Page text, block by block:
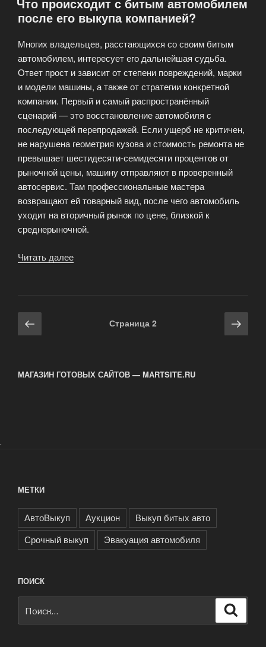
наличные
или
—
что
выбрать?»
после его выкупа компанией?
Многих владельцев, расстающихся со своим битым
автомобилем, интересует его дальнейшая судьба.
Ответ прост и зависит от степени повреждений, марки
и модели машины, а также от стратегии конкретной
компании. Первый и самый распространённый
сценарий — это восстановление автомобиля с
последующей перепродажей. Если ущерб не критичен,
не нарушена геометрия кузова и стоимость ремонта не
превышает шестидесяти-семидесяти процентов от
рыночной цены, машину отправляют в проверенный
автосервис. Там профессиональные мастера
возвращают ей товарный вид, после чего автомобиль
уходит на вторичный рынок по цене, близкой к
среднерыночной.
Читать далее
компанией?»
Навигация
по
Предыдущая
страница
Страница 2
МАГАЗИН ГОТОВЫХ САЙТОВ — MARTSITE.RU
.
МЕТКИ
АвтоВыкуп Аукцион
Выкуп битых авто
Срочный выкуп
Эвакуация автомобиля
ПОИСК